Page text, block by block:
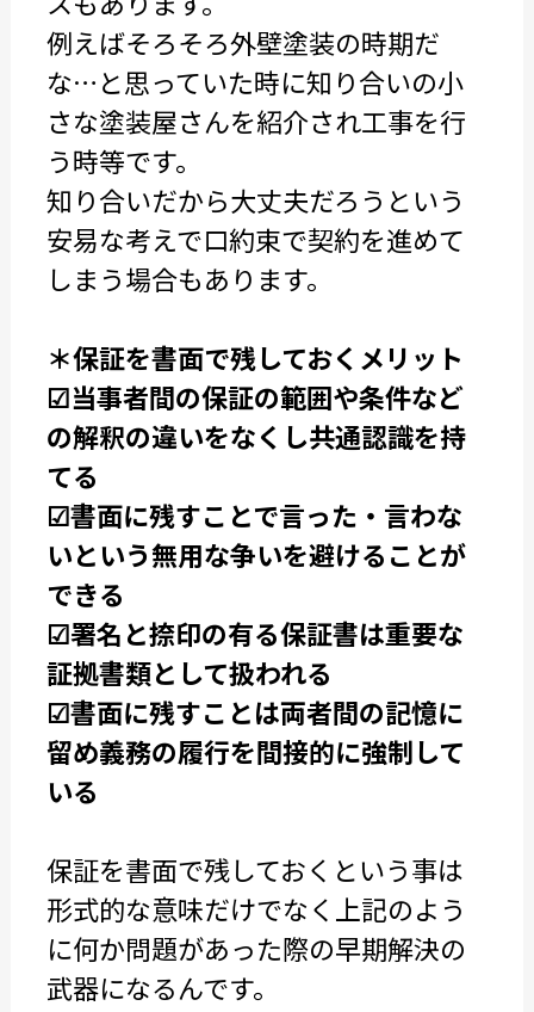
例えばそろそろ外壁塗装の時期だ
な…と思っていた時に知り合いの小
さな塗装屋さんを紹介され工事を行
う時等です。
知り合いだから大丈夫だろうという
安易な考えで口約束で契約を進めて
しまう場合もあります。
＊保証を書面で残しておくメリット
☑当事者間の保証の範囲や条件など
の解釈の違いをなくし共通認識を持
てる
☑書面に残すことで言った・言わな
いという無用な争いを避けることが
できる
☑署名と捺印の有る保証書は重要な
証拠書類として扱われる
☑書面に残すことは両者間の記憶に
留め義務の履行を間接的に強制して
いる
保証を書面で残しておくという事は
形式的な意味だけでなく上記のよう
に何か問題があった際の早期解決の
武器になるんです。